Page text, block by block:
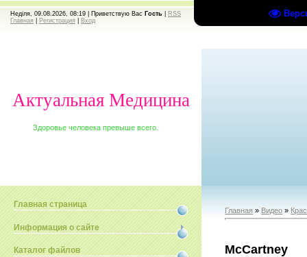
Неділя, 09.08.2026, 08:19 | Приветствую Вас Гость
RSS
Главная
Регистрация Вход
Актуальная Медицина
Здоровье человека превыше всего.
Главная страница
Информация о сайте
Каталог файлов
Главная » Видео »
McCartney